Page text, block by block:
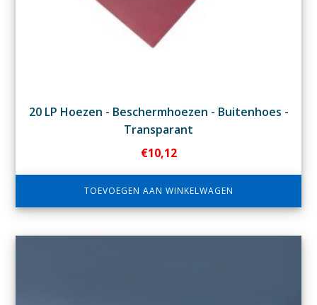
20 LP Hoezen - Beschermhoezen - Buitenhoes -
Transparant
€10,12
TOEVOEGEN AAN WINKELWAGEN